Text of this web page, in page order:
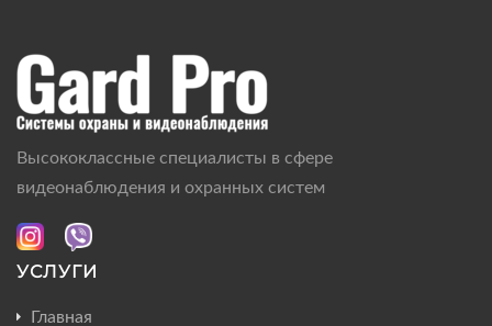
Высококлассные специалисты в сфере
видеонаблюдения и охранных систем
УСЛУГИ
Главная